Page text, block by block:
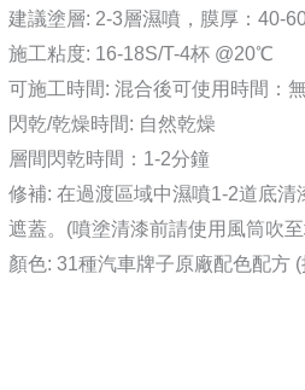
建議塗層: 2-3層濕噴，膜厚：40-
施工粘度: 16-18S/T-4杯 @20℃
可施工時間: 混合後可使用時間：
閃乾/乾燥時間: 自然乾燥
層間閃乾時間：1-2分鐘
修補: 在過渡區域中濕噴1-2道底
遮蓋。(噴塗清漆前請使用風筒吹
顏色: 31種汽車牌子原廠配色配方